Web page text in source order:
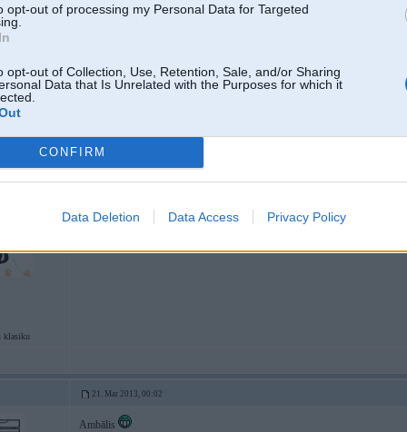
opt-out of processing my Personal Data for Targeted
opt-out of Collection, Use, Retention, Sale, and/or Sharing
Data that Is Unrelated with the Purposes for which it
CONFIRM
Data Deletion Data Access Privacy Policy
Nu tas jau nekas ja jau tur tad viss ok! ganajau kads devejs nomiris!
sadzivotu ari ar to ja vina nedegtu!
klasiku
eu, es aizskriešu līdz autiņam, apskatīšos, tiek viens gabaliņš jāiet, Imantā
21. Mar 2013, 00:02
Ambālis